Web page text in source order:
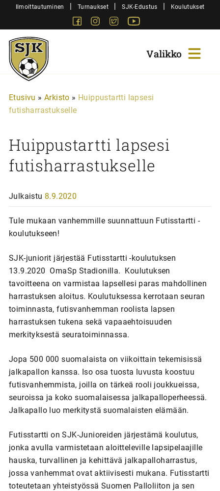
SiirryIlmoittautuminen | Turnaukset | SJK-Edustus | Koulutukset
FacebookInstagram
Twitter
Sjk-
Juniorit
Etusivu » Arkisto » Huippustartti lapsesi
futisharrastukselle
Huippustartti lapsesi
futisharrastukselle
Julkaistu 8.9.2020
Tule mukaan vanhemmille suunnattuun Futisstartti -
koulutukseen!
SJK-juniorit järjestää Futisstartti -koulutuksen
13.9.2020 OmaSp Stadionilla. Koulutuksen
tavoitteena on varmistaa lapsellesi paras mahdollinen
harrastuksen aloitus. Koulutuksessa kerrotaan seuran
toiminnasta, futisvanhemman roolista lapsen
harrastuksen tukena sekä vapaaehtoisuuden
merkityksestä seuratoiminnassa.
Jopa 500 000 suomalaista on viikoittain tekemisissä
jalkapallon kanssa. Iso osa tuosta luvusta koostuu
futisvanhemmista, joilla on tärkeä rooli joukkueissa,
seuroissa ja koko suomalaisessa jalkapalloperheessä.
Jalkapallo luo merkitystä suomalaisten elämään.
Futisstartti on SJK-Junioreiden järjestämä koulutus,
jonka avulla varmistetaan aloitteleville lapsipelaajille
hauska, turvallinen ja kehittävä jalkapalloharrastus,
jossa vanhemmat ovat aktiivisesti mukana. Futisstartti
toteutetaan yhteistyössä Suomen Palloliiton ja sen